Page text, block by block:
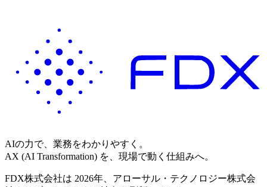
AIの力で、業務をわかりやすく。
AX (AI Transformation) を、現場で動く仕組みへ。
FDX株式会社は 2026年、アローサル・テクノロジー株式会